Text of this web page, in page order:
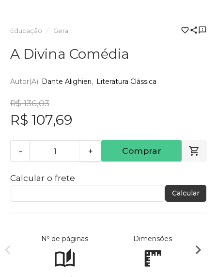
Educação Geral
A Divina Comédia
Autor(a): Dante Alighieri Literatura Clássica
R$ 136,03
R$ 107,69
- + Comprar
Calcular o frete
Calcular
Nº de páginas Dimensões